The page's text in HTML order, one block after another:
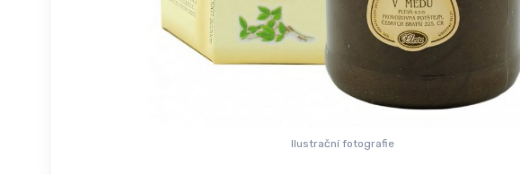
Ilustrační fotografie